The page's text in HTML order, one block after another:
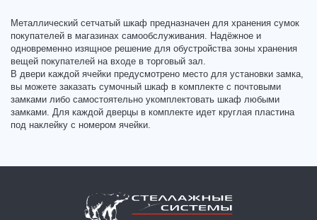
Металлический сетчатый шкаф предназначен для хранения сумок
покупателей в магазинах самообслуживания. Надёжное и
одновременно изящное решение для обустройства зоны хранения
вещей покупателей на входе в торговый зал.
В двери каждой ячейки предусмотрено место для установки замка,
вы можете заказать сумочный шкаф в комплекте с почтовыми
замками либо самостоятельно укомплектовать шкаф любыми
замками. Для каждой дверцы в комплекте идет круглая пластина
под наклейку с номером ячейки.